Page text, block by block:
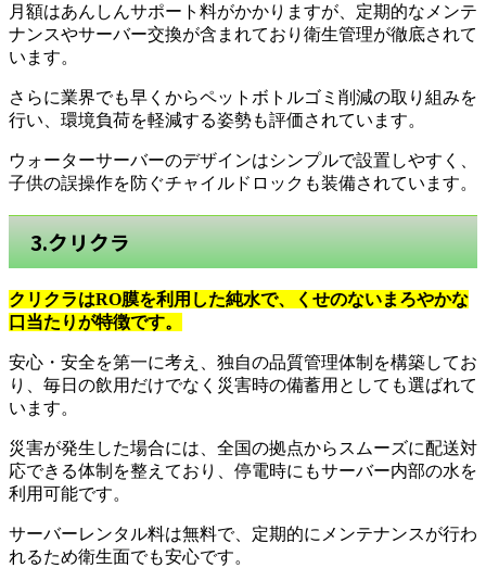
月額はあんしんサポート料がかかりますが、定期的なメンテ
ナンスやサーバー交換が含まれており衛生管理が徹底されて
います。
さらに業界でも早くからペットボトルゴミ削減の取り組みを
行い、環境負荷を軽減する姿勢も評価されています。
ウォーターサーバーのデザインはシンプルで設置しやすく、
子供の誤操作を防ぐチャイルドロックも装備されています。
3.クリクラ
クリクラはRO膜を利用した純水で、くせのないまろやかな
口当たりが特徴です。
安心・安全を第一に考え、独自の品質管理体制を構築してお
り、毎日の飲用だけでなく災害時の備蓄用としても選ばれて
います。
災害が発生した場合には、全国の拠点からスムーズに配送対
応できる体制を整えており、停電時にもサーバー内部の水を
利用可能です。
サーバーレンタル料は無料で、定期的にメンテナンスが行わ
れるため衛生面でも安心です。